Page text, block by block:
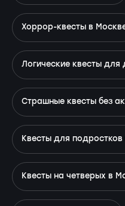
Хоррор-квесты в
Логические квесты для
Страшные квесты без
Квесты для
Квесты на четверых в